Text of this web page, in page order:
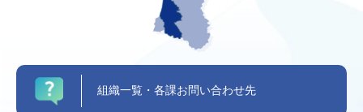
組織一覧・各課お問い合わせ先